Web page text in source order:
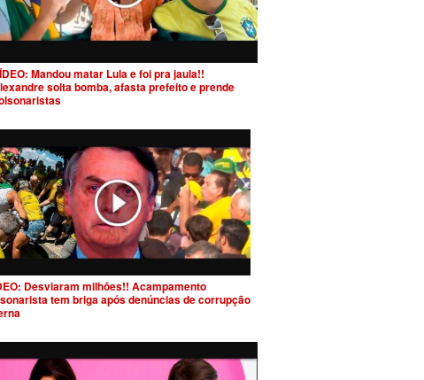
Mandou matar Lula e foi pra jaula!!
solta bomba, afasta prefeito e prende
Desviaram milhões!! Acampamento
tem briga após denúncias de corrupção